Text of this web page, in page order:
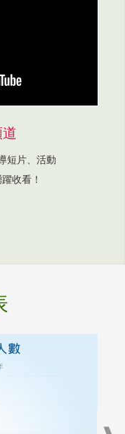
短片、活動
收看！